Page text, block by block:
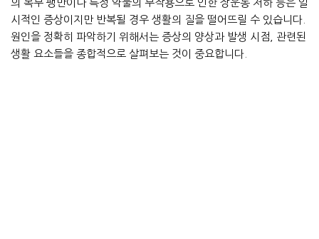
의 복부 팽만이나 특정 약물의 부작용으로 인한 장운동 저하 등은 일
시적인 증상이지만 반복될 경우 생활의 질을 떨어뜨릴 수 있습니다.
원인을 정확히 파악하기 위해서는 증상의 양상과 발생 시점, 관련된
생활 요소들을 종합적으로 살펴보는 것이 중요합니다.